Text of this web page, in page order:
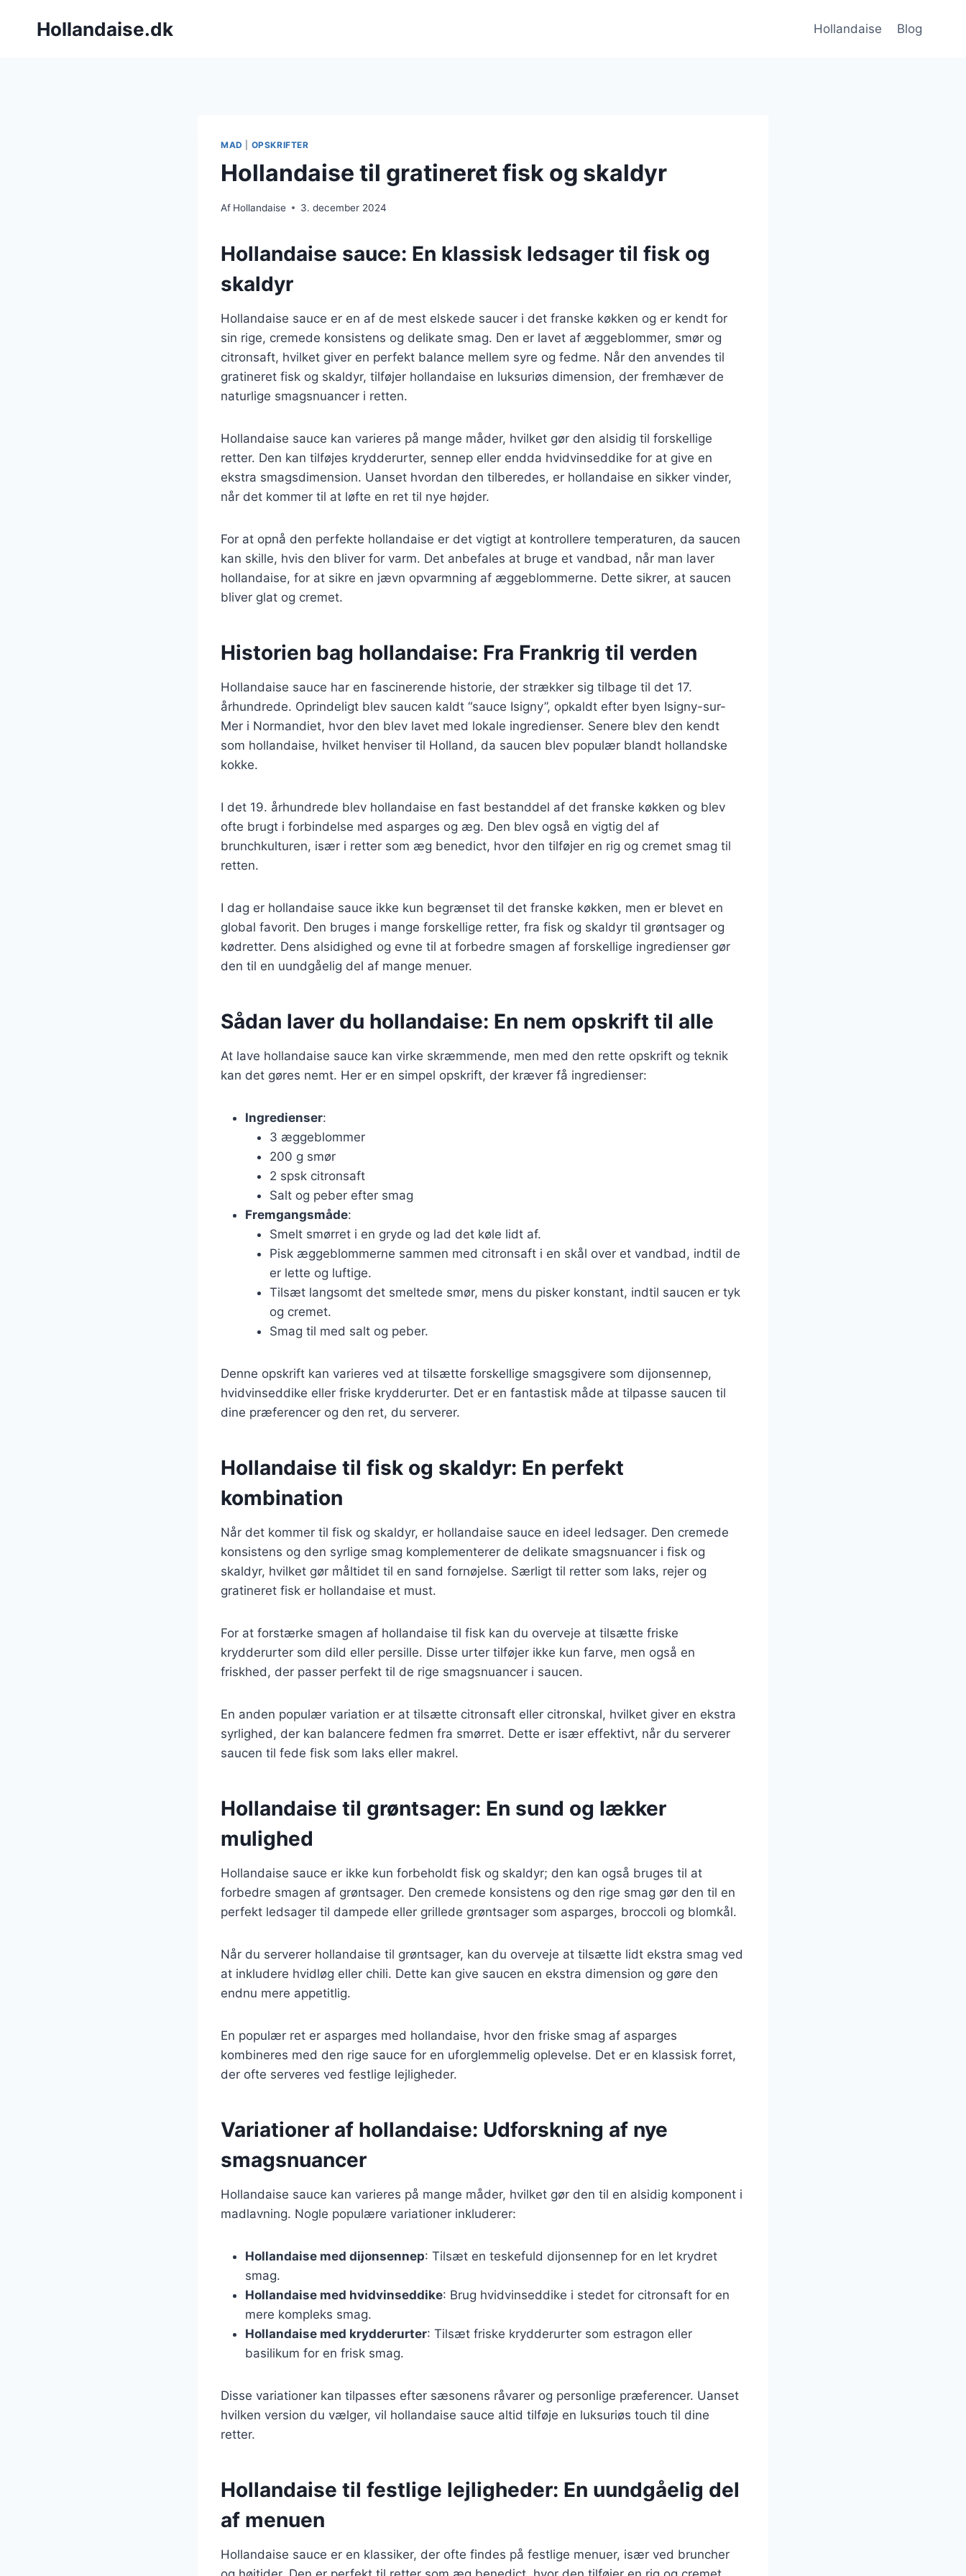
Hollandaise.dk Hollandaise Blog
MAD OPSKRIFTER
Hollandaise til gratineret fisk og skaldyr
Af Hollandaise 3. december 2024
Hollandaise sauce: En klassisk ledsager til fisk og
skaldyr
Hollandaise sauce er en af de mest elskede saucer i det franske køkken og er kendt for
sin rige, cremede konsistens og delikate smag. Den er lavet af æggeblommer, smør og
citronsaft, hvilket giver en perfekt balance mellem syre og fedme. Når den anvendes til
gratineret fisk og skaldyr, tilføjer hollandaise en luksuriøs dimension, der fremhæver de
naturlige smagsnuancer i retten.
Hollandaise sauce kan varieres på mange måder, hvilket gør den alsidig til forskellige
retter. Den kan tilføjes krydderurter, sennep eller endda hvidvinseddike for at give en
ekstra smagsdimension. Uanset hvordan den tilberedes, er hollandaise en sikker vinder,
når det kommer til at løfte en ret til nye højder.
For at opnå den perfekte hollandaise er det vigtigt at kontrollere temperaturen, da saucen
kan skille, hvis den bliver for varm. Det anbefales at bruge et vandbad, når man laver
hollandaise, for at sikre en jævn opvarmning af æggeblommerne. Dette sikrer, at saucen
bliver glat og cremet.
Historien bag hollandaise: Fra Frankrig til verden
Hollandaise sauce har en fascinerende historie, der strækker sig tilbage til det 17.
århundrede. Oprindeligt blev saucen kaldt “sauce Isigny”, opkaldt efter byen Isigny-sur-
Mer i Normandiet, hvor den blev lavet med lokale ingredienser. Senere blev den kendt
som hollandaise, hvilket henviser til Holland, da saucen blev populær blandt hollandske
kokke.
I det 19. århundrede blev hollandaise en fast bestanddel af det franske køkken og blev
ofte brugt i forbindelse med asparges og æg. Den blev også en vigtig del af
brunchkulturen, især i retter som æg benedict, hvor den tilføjer en rig og cremet smag til
retten.
I dag er hollandaise sauce ikke kun begrænset til det franske køkken, men er blevet en
global favorit. Den bruges i mange forskellige retter, fra fisk og skaldyr til grøntsager og
kødretter. Dens alsidighed og evne til at forbedre smagen af forskellige ingredienser gør
den til en uundgåelig del af mange menuer.
Sådan laver du hollandaise: En nem opskrift til alle
At lave hollandaise sauce kan virke skræmmende, men med den rette opskrift og teknik
kan det gøres nemt. Her er en simpel opskrift, der kræver få ingredienser:
Ingredienser:
3 æggeblommer
200 g smør
2 spsk citronsaft
Salt og peber efter smag
Fremgangsmåde:
Smelt smørret i en gryde og lad det køle lidt af.
Pisk æggeblommerne sammen med citronsaft i en skål over et vandbad, indtil de
er lette og luftige.
Tilsæt langsomt det smeltede smør, mens du pisker konstant, indtil saucen er tyk
og cremet.
Smag til med salt og peber.
Denne opskrift kan varieres ved at tilsætte forskellige smagsgivere som dijonsennep,
hvidvinseddike eller friske krydderurter. Det er en fantastisk måde at tilpasse saucen til
dine præferencer og den ret, du serverer.
Hollandaise til fisk og skaldyr: En perfekt
kombination
Når det kommer til fisk og skaldyr, er hollandaise sauce en ideel ledsager. Den cremede
konsistens og den syrlige smag komplementerer de delikate smagsnuancer i fisk og
skaldyr, hvilket gør måltidet til en sand fornøjelse. Særligt til retter som laks, rejer og
gratineret fisk er hollandaise et must.
For at forstærke smagen af hollandaise til fisk kan du overveje at tilsætte friske
krydderurter som dild eller persille. Disse urter tilføjer ikke kun farve, men også en
friskhed, der passer perfekt til de rige smagsnuancer i saucen.
En anden populær variation er at tilsætte citronsaft eller citronskal, hvilket giver en ekstra
syrlighed, der kan balancere fedmen fra smørret. Dette er især effektivt, når du serverer
saucen til fede fisk som laks eller makrel.
Hollandaise til grøntsager: En sund og lækker
mulighed
Hollandaise sauce er ikke kun forbeholdt fisk og skaldyr; den kan også bruges til at
forbedre smagen af grøntsager. Den cremede konsistens og den rige smag gør den til en
perfekt ledsager til dampede eller grillede grøntsager som asparges, broccoli og blomkål.
Når du serverer hollandaise til grøntsager, kan du overveje at tilsætte lidt ekstra smag ved
at inkludere hvidløg eller chili. Dette kan give saucen en ekstra dimension og gøre den
endnu mere appetitlig.
En populær ret er asparges med hollandaise, hvor den friske smag af asparges
kombineres med den rige sauce for en uforglemmelig oplevelse. Det er en klassisk forret,
der ofte serveres ved festlige lejligheder.
Variationer af hollandaise: Udforskning af nye
smagsnuancer
Hollandaise sauce kan varieres på mange måder, hvilket gør den til en alsidig komponent i
madlavning. Nogle populære variationer inkluderer:
Hollandaise med dijonsennep: Tilsæt en teskefuld dijonsennep for en let krydret
smag.
Hollandaise med hvidvinseddike: Brug hvidvinseddike i stedet for citronsaft for en
mere kompleks smag.
Hollandaise med krydderurter: Tilsæt friske krydderurter som estragon eller
basilikum for en frisk smag.
Disse variationer kan tilpasses efter sæsonens råvarer og personlige præferencer. Uanset
hvilken version du vælger, vil hollandaise sauce altid tilføje en luksuriøs touch til dine
retter.
Hollandaise til festlige lejligheder: En uundgåelig del
af menuen
Hollandaise sauce er en klassiker, der ofte findes på festlige menuer, især ved bruncher